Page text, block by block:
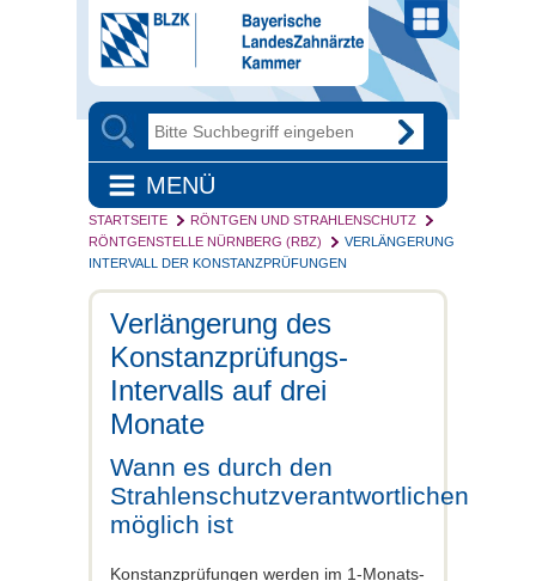
MENÜ
STARTSEITE
RÖNTGEN UND STRAHLENSCHUTZ
RÖNTGENSTELLE NÜRNBERG (RBZ)
VERLÄNGERUNG
INTERVALL DER KONSTANZPRÜFUNGEN
Verlängerung des
Konstanzprüfungs-
Intervalls auf drei
Monate
Wann es durch den
Strahlenschutzverantwortlichen
möglich ist
Konstanzprüfungen werden im 1-Monats-